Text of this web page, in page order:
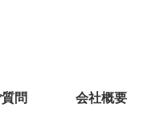
問 会社概要